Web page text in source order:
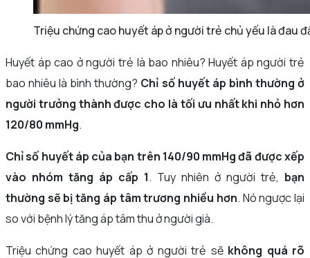
Triệu chứng cao huyết áp ở người trẻ chủ yếu là đau
Huyết áp cao ở người trẻ là bao nhiêu? Huyết áp người trẻ
bao nhiêu là bình thường? Chỉ số huyết áp bình thường ở
người trưởng thành được cho là tối ưu nhất khi nhỏ hơn
120/80 mmHg.
Chỉ số huyết áp của bạn trên 140/90 mmHg đã được xếp
vào nhóm tăng áp cấp 1. Tuy nhiên ở người trẻ, bạn
thường sẽ bị tăng áp tâm trương nhiều hơn. Nó ngược lại
so với bệnh lý tăng áp tâm thu ở người già.
Triệu chứng cao huyết áp ở người trẻ sẽ không quá rõ